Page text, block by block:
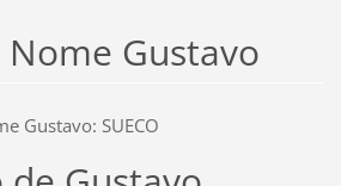
Gustavo
Gustavo: SUECO